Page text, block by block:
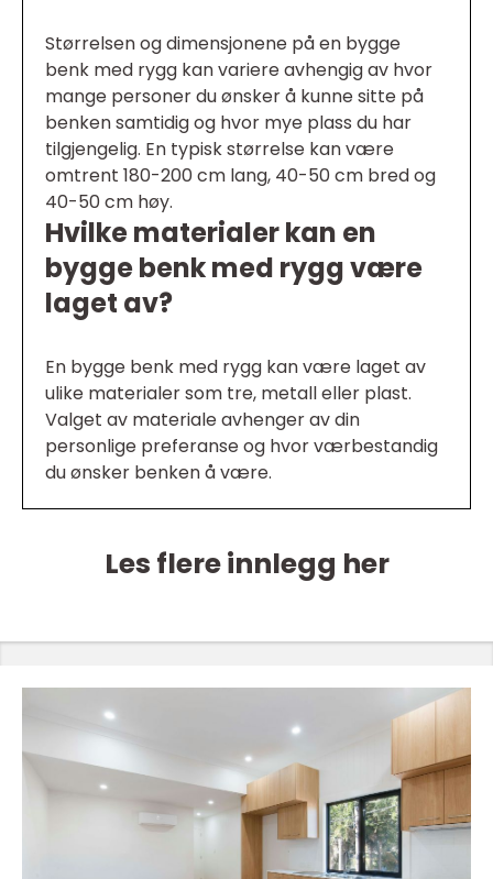
Størrelsen og dimensjonene på en bygge
benk med rygg kan variere avhengig av hvor
mange personer du ønsker å kunne sitte på
benken samtidig og hvor mye plass du har
tilgjengelig. En typisk størrelse kan være
omtrent 180-200 cm lang, 40-50 cm bred og
40-50 cm høy.
Hvilke materialer kan en
bygge benk med rygg være
laget av?
En bygge benk med rygg kan være laget av
ulike materialer som tre, metall eller plast.
Valget av materiale avhenger av din
personlige preferanse og hvor værbestandig
du ønsker benken å være.
Les flere innlegg her